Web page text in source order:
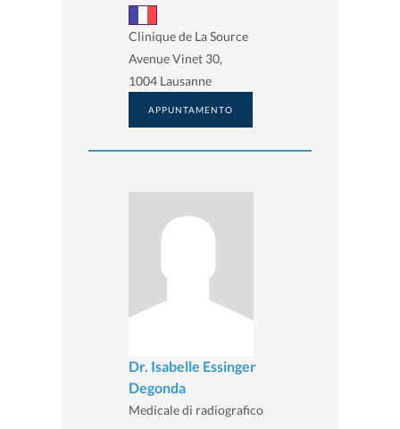
Clinique de La Source
Avenue Vinet 30,
1004 Lausanne
APPUNTAMENTO
Dr. Isabelle Essinger
Degonda
Medicale di radiografico